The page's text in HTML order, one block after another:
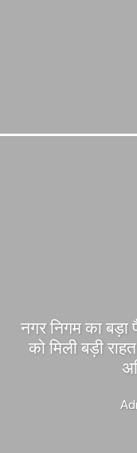
नगर निगम का
को मिली बड़ी